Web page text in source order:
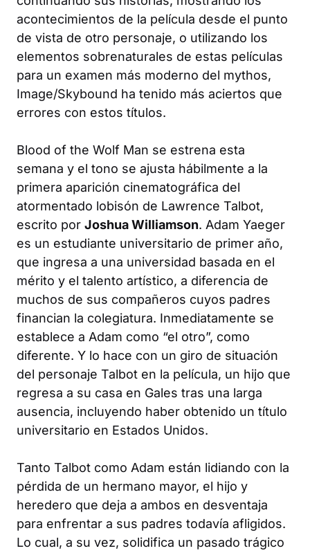
acontecimientos de la película desde el punto
de vista de otro personaje, o utilizando los
elementos sobrenaturales de estas películas
para un examen más moderno del mythos,
Image/Skybound ha tenido más aciertos que
errores con estos títulos.
Blood of the Wolf Man se estrena esta
semana y el tono se ajusta hábilmente a la
primera aparición cinematográfica del
atormentado lobisón de Lawrence Talbot,
escrito por Joshua Williamson. Adam Yaeger
es un estudiante universitario de primer año,
que ingresa a una universidad basada en el
mérito y el talento artístico, a diferencia de
muchos de sus compañeros cuyos padres
financian la colegiatura. Inmediatamente se
establece a Adam como “el otro”, como
diferente. Y lo hace con un giro de situación
del personaje Talbot en la película, un hijo que
regresa a su casa en Gales tras una larga
ausencia, incluyendo haber obtenido un título
universitario en Estados Unidos.
Tanto Talbot como Adam están lidiando con la
pérdida de un hermano mayor, el hijo y
heredero que deja a ambos en desventaja
para enfrentar a sus padres todavía afligidos.
Lo cual, a su vez, solidifica un pasado trágico